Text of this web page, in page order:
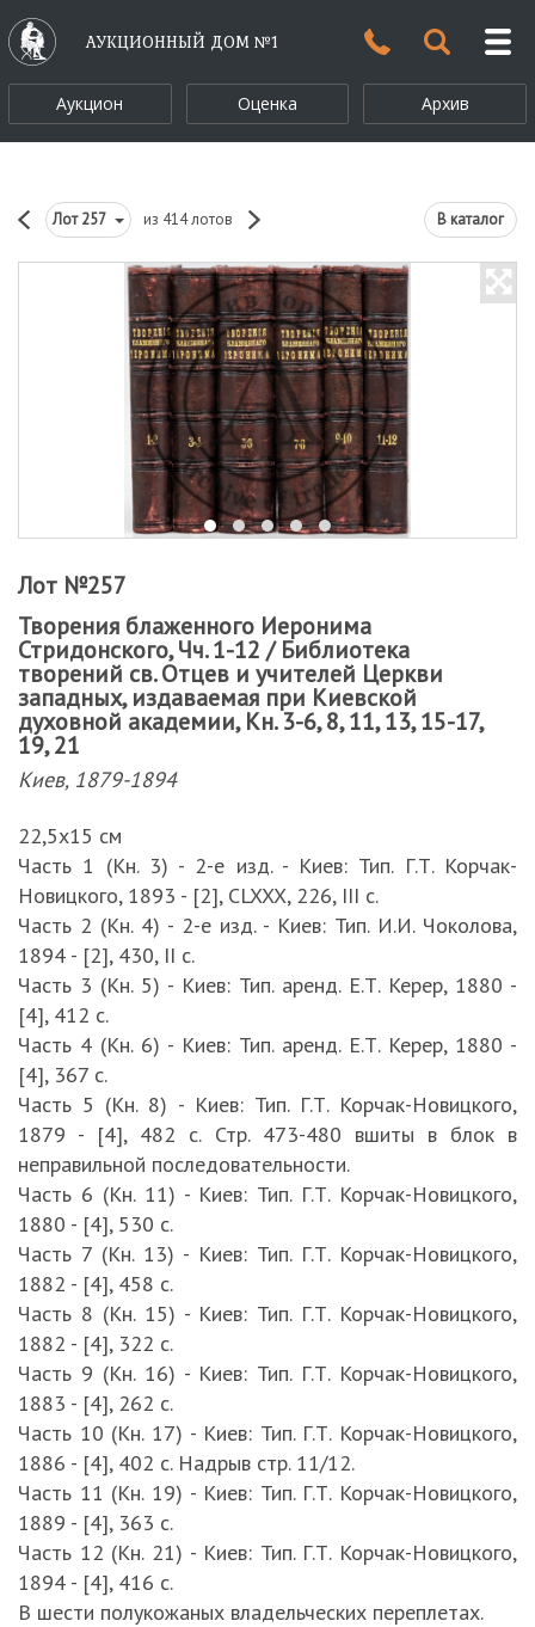
АУКЦИОННЫЙ ДОМ №1
Аукцион Оценка Архив
Лот257 из 414 лотов В каталог
Лот №257
Творения блаженного Иеронима
Стридонского, Чч. 1-12 / Библиотека
творений св. Отцев и учителей Церкви
западных, издаваемая при Киевской
духовной академии, Кн. 3-6, 8, 11, 13, 15-17,
19, 21
Киев, 1879-1894
22,5х15 см
Часть 1 (Кн. 3) - 2-е изд. - Киев: Тип. Г.Т. Корчак-
Новицкого, 1893 - [2], CLXXX, 226, III с.
Часть 2 (Кн. 4) - 2-е изд. - Киев: Тип. И.И. Чоколова,
1894 - [2], 430, II с.
Часть 3 (Кн. 5) - Киев: Тип. аренд. Е.Т. Керер, 1880 -
[4], 412 с.
Часть 4 (Кн. 6) - Киев: Тип. аренд. Е.Т. Керер, 1880 -
[4], 367 с.
Часть 5 (Кн. 8) - Киев: Тип. Г.Т. Корчак-Новицкого,
1879 - [4], 482 с. Стр. 473-480 вшиты в блок в
неправильной последовательности.
Часть 6 (Кн. 11) - Киев: Тип. Г.Т. Корчак-Новицкого,
1880 - [4], 530 с.
Часть 7 (Кн. 13) - Киев: Тип. Г.Т. Корчак-Новицкого,
1882 - [4], 458 с.
Часть 8 (Кн. 15) - Киев: Тип. Г.Т. Корчак-Новицкого,
1882 - [4], 322 с.
Часть 9 (Кн. 16) - Киев: Тип. Г.Т. Корчак-Новицкого,
1883 - [4], 262 с.
Часть 10 (Кн. 17) - Киев: Тип. Г.Т. Корчак-Новицкого,
1886 - [4], 402 с. Надрыв стр. 11/12.
Часть 11 (Кн. 19) - Киев: Тип. Г.Т. Корчак-Новицкого,
1889 - [4], 363 с.
Часть 12 (Кн. 21) - Киев: Тип. Г.Т. Корчак-Новицкого,
1894 - [4], 416 с.
В шести полукожаных владельческих переплетах.